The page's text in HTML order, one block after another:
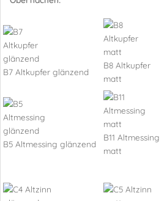
B7 Altkupfer glänzend
B8 Altkupfer
matt
B5 Altmessing glänzend
B11 Altmessing
matt